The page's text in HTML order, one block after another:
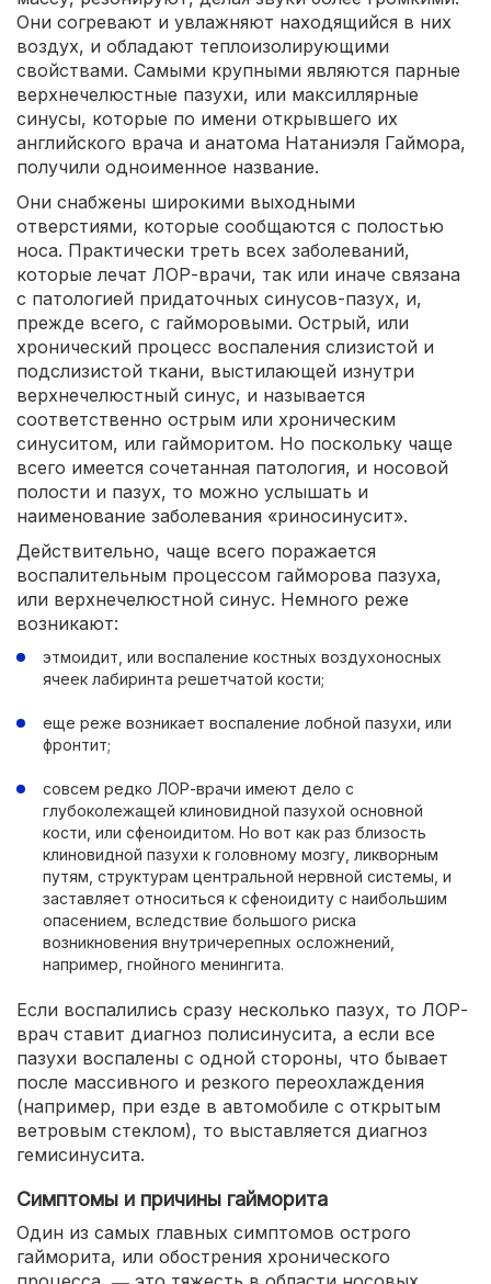
Они согревают и увлажняют находящийся в них
воздух, и обладают теплоизолирующими
свойствами. Самыми крупными являются парные
верхнечелюстные пазухи, или максиллярные
синусы, которые по имени открывшего их
английского врача и анатома Натаниэля Гаймора,
получили одноименное название.
Они снабжены широкими выходными
отверстиями, которые сообщаются с полостью
носа. Практически треть всех заболеваний,
которые лечат ЛОР-врачи, так или иначе связана
с патологией придаточных синусов-пазух, и,
прежде всего, с гайморовыми. Острый, или
хронический процесс воспаления слизистой и
подслизистой ткани, выстилающей изнутри
верхнечелюстный синус, и называется
соответственно острым или хроническим
синуситом, или гайморитом. Но поскольку чаще
всего имеется сочетанная патология, и носовой
полости и пазух, то можно услышать и
наименование заболевания «риносинусит».
Действительно, чаще всего поражается
воспалительным процессом гайморова пазуха,
или верхнечелюстной синус. Немного реже
возникают:
этмоидит, или воспаление костных воздухоносных
ячеек лабиринта решетчатой кости;
еще реже возникает воспаление лобной пазухи, или
фронтит;
совсем редко ЛОР-врачи имеют дело с
глубоколежащей клиновидной пазухой основной
кости, или сфеноидитом. Но вот как раз близость
клиновидной пазухи к головному мозгу, ликворным
путям, структурам центральной нервной системы, и
заставляет относиться к сфеноидиту с наибольшим
опасением, вследствие большого риска
возникновения внутричерепных осложнений,
например, гнойного менингита.
Если воспалились сразу несколько пазух, то ЛОР-
врач ставит диагноз полисинусита, а если все
пазухи воспалены с одной стороны, что бывает
после массивного и резкого переохлаждения
(например, при езде в автомобиле с открытым
ветровым стеклом), то выставляется диагноз
гемисинусита.
Симптомы и причины гайморита
Один из самых главных симптомов острого
гайморита, или обострения хронического